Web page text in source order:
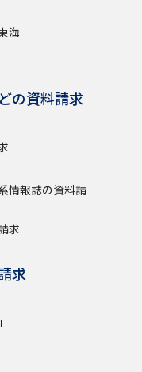
海
の資料請求
情報誌の資料請
求
求